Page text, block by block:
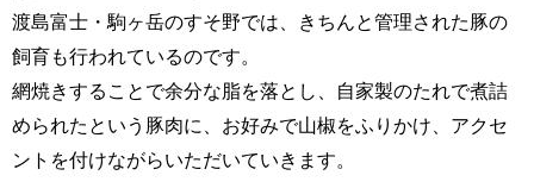
渡島富士・駒ヶ岳のすそ野では、きちんと管理された豚の
飼育も行われているのです。
網焼きすることで余分な脂を落とし、自家製のたれで煮詰
められたという豚肉に、お好みで山椒をふりかけ、アクセ
ントを付けながらいただいていきます。